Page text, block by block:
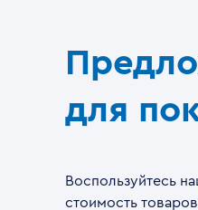
для
Воспользуйтесь
стоимость